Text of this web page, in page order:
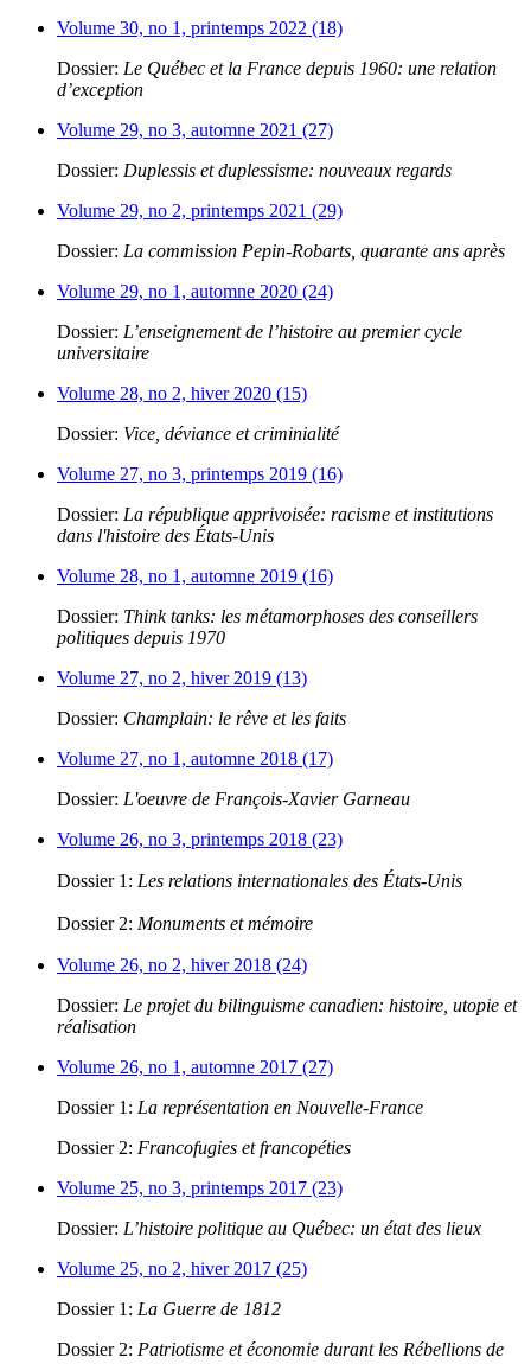
Volume 30, no 1, printemps 2022 (18)
Dossier: Le Québec et la France depuis 1960: une relation
d’exception
Volume 29, no 3, automne 2021 (27)
Dossier: Duplessis et duplessisme: nouveaux regards
Volume 29, no 2, printemps 2021 (29)
Dossier: La commission Pepin-Robarts, quarante ans après
Volume 29, no 1, automne 2020 (24)
Dossier: L’enseignement de l’histoire au premier cycle
universitaire
Volume 28, no 2, hiver 2020 (15)
Dossier: Vice, déviance et criminialité
Volume 27, no 3, printemps 2019 (16)
Dossier: La république apprivoisée: racisme et institutions
dans l'histoire des États-Unis
Volume 28, no 1, automne 2019 (16)
Dossier: Think tanks: les métamorphoses des conseillers
politiques depuis 1970
Volume 27, no 2, hiver 2019 (13)
Dossier: Champlain: le rêve et les faits
Volume 27, no 1, automne 2018 (17)
Dossier: L'oeuvre de François-Xavier Garneau
Volume 26, no 3, printemps 2018 (23)
Dossier 1: Les relations internationales des États-Unis
Dossier 2: Monuments et mémoire
Volume 26, no 2, hiver 2018 (24)
Dossier: Le projet du bilinguisme canadien: histoire, utopie et
réalisation
Volume 26, no 1, automne 2017 (27)
Dossier 1: La représentation en Nouvelle-France
Dossier 2: Francofugies et francopéties
Volume 25, no 3, printemps 2017 (23)
Dossier: L’histoire politique au Québec: un état des lieux
Volume 25, no 2, hiver 2017 (25)
Dossier 1: La Guerre de 1812
Dossier 2: Patriotisme et économie durant les Rébellions de